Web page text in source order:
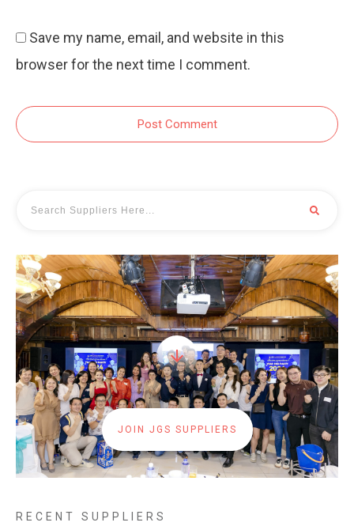
Save my name, email, and website in this
browser for the next time I comment.
Post Comment
JOIN JGS SUPPLIERS
RECENT SUPPLIERS